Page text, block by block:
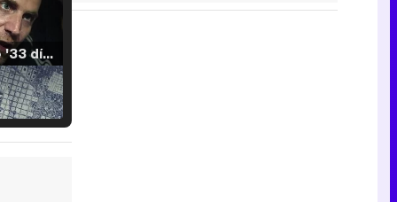
Tráiler de '33 días', la nueva serie de Atresplayer con Julián Villagrán y José Manuel Poga